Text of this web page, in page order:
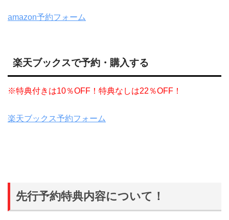
amazon予約フォーム
楽天ブックスで予約・購入する
※特典付きは10％OFF！特典なしは22％OFF！
楽天ブックス予約フォーム
先行予約特典内容について！